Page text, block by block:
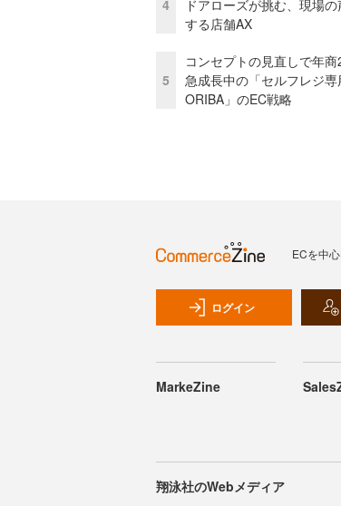
4
ドアローズが挑む、現場
する店舗AX
5
コンセプトの見直しで年
急成長中の「セルフレジ
ORIBA」のEC戦略
ECを中
ログイン
MarkeZine
翔泳社のWebメディア